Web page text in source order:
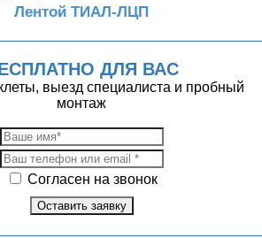
Лентой ТИАЛ-ЛЦП
ДЛЯ ВАС
выезд специалиста и пробный
монтаж
Согласен на звонок